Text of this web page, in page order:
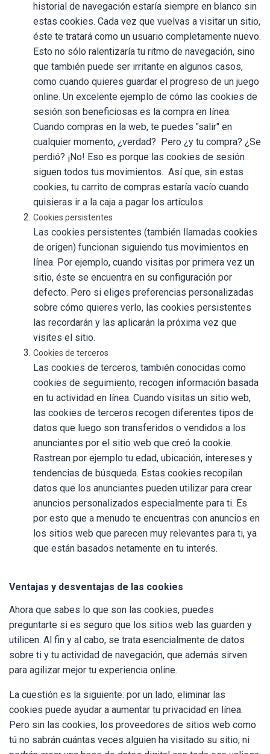
historial de navegación estaría siempre en blanco sin
estas cookies. Cada vez que vuelvas a visitar un sitio,
éste te tratará como un usuario completamente nuevo.
Esto no sólo ralentizaría tu ritmo de navegación, sino
que también puede ser irritante en algunos casos,
como cuando quieres guardar el progreso de un juego
online. Un excelente ejemplo de cómo las cookies de
sesión son beneficiosas es la compra en línea.
Cuando compras en la web, te puedes "salir" en
cualquier momento, ¿verdad? Pero ¿y tu compra? ¿Se
perdió? ¡No! Eso es porque las cookies de sesión
siguen todos tus movimientos. Así que, sin estas
cookies, tu carrito de compras estaría vacío cuando
quisieras ir a la caja a pagar los artículos.
Cookies persistentes
Las cookies persistentes (también llamadas cookies
de origen) funcionan siguiendo tus movimientos en
línea. Por ejemplo, cuando visitas por primera vez un
sitio, éste se encuentra en su configuración por
defecto. Pero si eliges preferencias personalizadas
sobre cómo quieres verlo, las cookies persistentes
las recordarán y las aplicarán la próxima vez que
visites el sitio.
Cookies de terceros
Las cookies de terceros, también conocidas como
cookies de seguimiento, recogen información basada
en tu actividad en línea. Cuando visitas un sitio web,
las cookies de terceros recogen diferentes tipos de
datos que luego son transferidos o vendidos a los
anunciantes por el sitio web que creó la cookie.
Rastrean por ejemplo tu edad, ubicación, intereses y
tendencias de búsqueda. Estas cookies recopilan
datos que los anunciantes pueden utilizar para crear
anuncios personalizados especialmente para ti. Es
por esto que a menudo te encuentras con anuncios en
los sitios web que parecen muy relevantes para ti, ya
que están basados netamente en tu interés.
Ventajas y desventajas de las cookies
Ahora que sabes lo que son las cookies, puedes
preguntarte si es seguro que los sitios web las guarden y
utilicen. Al fin y al cabo, se trata esencialmente de datos
sobre ti y tu actividad de navegación, que además sirven
para agilizar mejor tu experiencia online.
La cuestión es la siguiente: por un lado, eliminar las
cookies puede ayudar a aumentar tu privacidad en línea.
Pero sin las cookies, los proveedores de sitios web como
tú no sabrán cuántas veces alguien ha visitado su sitio, ni